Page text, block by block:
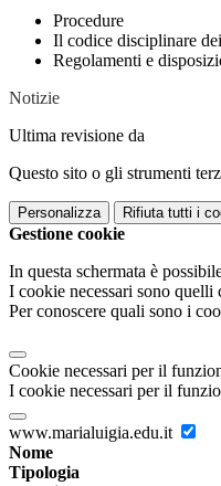
Procedure
Il codice disciplinare
Regolamenti e
Notizie
Ultima revisione da
Questo sito o gli strumenti
Personalizza Rifiuta tutti i
Gestione cookie
In questa schermata è
I cookie necessari sono
Per conoscere quali sono i
Cookie necessari per il
I cookie necessari per il
www.marialuigia.edu.it
Nome
Tipologia